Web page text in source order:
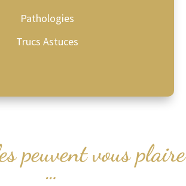
Pathologies
Trucs Astuces
peuvent vous plaire
…